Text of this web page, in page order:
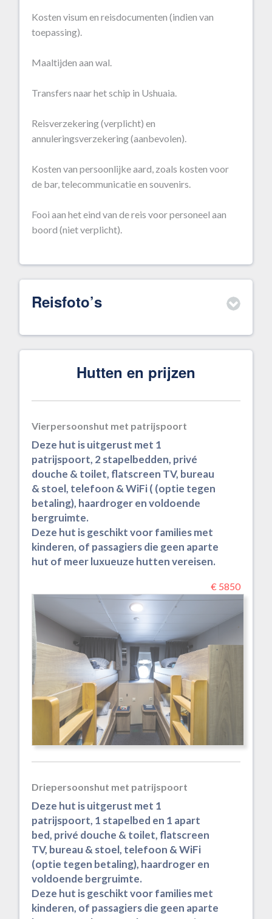
Kosten visum en reisdocumenten (indien van
toepassing).
Maaltijden aan wal.
Transfers naar het schip in Ushuaia.
Reisverzekering (verplicht) en
annuleringsverzekering (aanbevolen).
Kosten van persoonlijke aard, zoals kosten voor
de bar, telecommunicatie en souvenirs.
Fooi aan het eind van de reis voor personeel aan
boord (niet verplicht).
Reisfoto’s
Hutten en prijzen
Vierpersoonshut met patrijspoort
Deze hut is uitgerust met 1
patrijspoort, 2 stapelbedden, privé
douche & toilet, flatscreen TV, bureau
& stoel, telefoon & WiFi ( (optie tegen
betaling), haardroger en voldoende
bergruimte.
Deze hut is geschikt voor families met
kinderen, of passagiers die geen aparte
hut of meer luxueuze hutten vereisen.
€ 5850
Driepersoonshut met patrijspoort
Deze hut is uitgerust met 1
patrijspoort, 1 stapelbed en 1 apart
bed, privé douche & toilet, flatscreen
TV, bureau & stoel, telefoon & WiFi
(optie tegen betaling), haardroger en
voldoende bergruimte.
Deze hut is geschikt voor families met
kinderen, of passagiers die geen aparte